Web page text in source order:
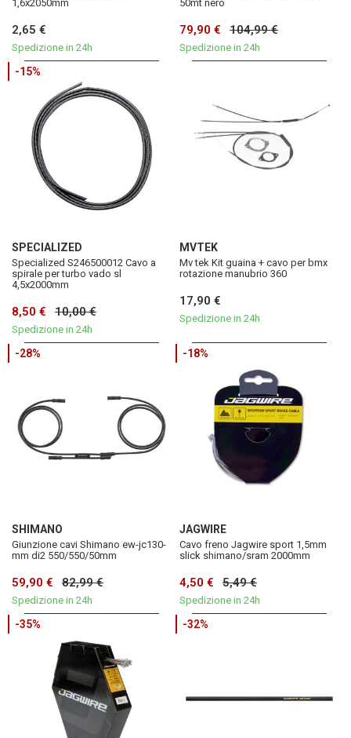
1,6x2050mm
2,65 €
Spedizione in 24h
50mt nero
79,90 € 104,99 €
Spedizione in 24h
-15%
SPECIALIZED
Specialized S246500012 Cavo a
spirale per turbo vado sl
4,5x2000mm
8,50 € 10,00 €
Spedizione in 24h
MVTEK
Mv tek Kit guaina + cavo per bmx
rotazione manubrio 360
17,90 €
Spedizione in 24h
-28%
SHIMANO
Giunzione cavi Shimano ew-jc130-
mm di2 550/550/50mm
59,90 € 82,99 €
Spedizione in 24h
-18%
JAGWIRE
Cavo freno Jagwire sport 1,5mm
slick shimano/sram 2000mm
4,50 € 5,49 €
Spedizione in 24h
-35% -32%